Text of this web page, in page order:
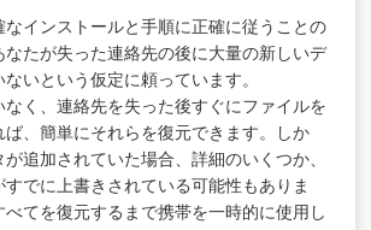
なインストールと手順に正確に従うことの
なたが失った連絡先の後に大量の新しいデ
いという仮定に頼っています。
なく、連絡先を失った後すぐにファイルを
ば、簡単にそれらを復元できます。しか
追加されていた場合、詳細のいくつか、
でに上書きされている可能性もありま
てを復元するまで携帯を一時的に使用し